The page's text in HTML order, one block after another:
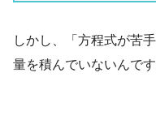
しかし、「方程式が苦
量を積んでいないんです